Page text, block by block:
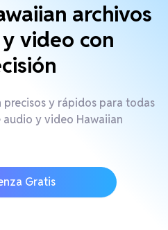
archivos
video con
y rápidos para todas
audio y video Hawaiian
Gratis